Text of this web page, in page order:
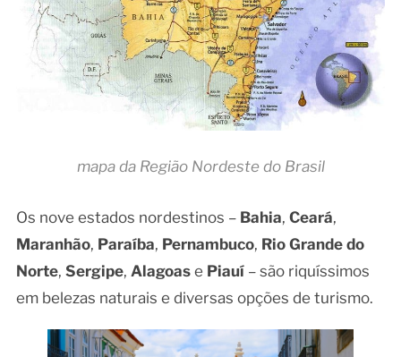
mapa da Região Nordeste do Brasil
Os nove estados nordestinos – Bahia, Ceará,
Maranhão, Paraíba, Pernambuco, Rio Grande do
Norte, Sergipe, Alagoase Piauí– são riquíssimos
em belezas naturais e diversas opções de turismo.